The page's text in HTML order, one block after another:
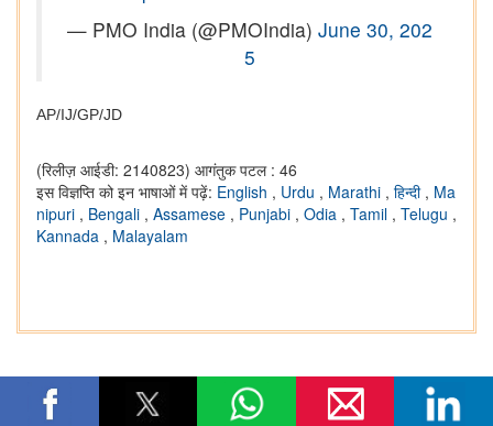
— PMO India (@PMOIndia) June 30, 202
5
AP/IJ/GP/JD
(रिलीज़ आईडी: 2140823) आगंतुक पटल : 46
इस विज्ञप्ति को इन भाषाओं में पढ़ें: English , Urdu , Marathi , हिन्दी , Ma
nipuri , Bengali , Assamese , Punjabi , Odia , Tamil , Telugu ,
Kannada , Malayalam